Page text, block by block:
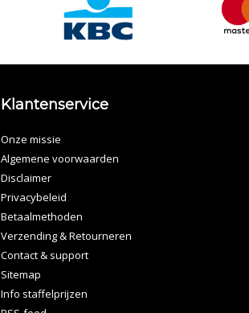
Klantenservice
Onze missie
Algemene voorwaarden
Disclaimer
Privacybeleid
Betaalmethoden
Verzending & Retourneren
Contact & support
Sitemap
Info staffelprijzen